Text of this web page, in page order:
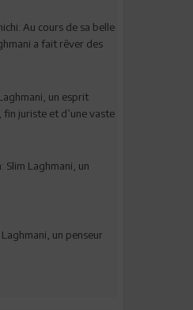
Au cours de sa belle
a fait rêver des
un esprit
juriste et d’une vaste
Slim Laghmani, un
un penseur